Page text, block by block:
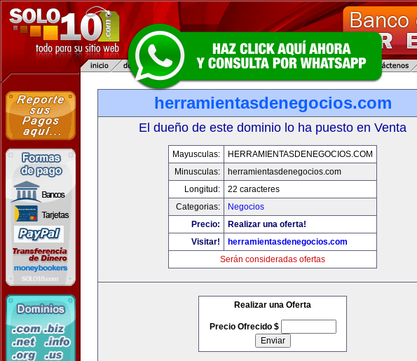
herramientasdenegocios.com
El dueño de este dominio lo ha puesto en Venta
Mayusculas:
HERRAMIENTASDENEGOCIOS.COM
Minusculas:
herramientasdenegocios.com
Longitud:
22 caracteres
Categorias:
Negocios
Precio:
Realizar una oferta!
Visitar!
herramientasdenegocios.com
Serán consideradas ofertas
Realizar una Oferta
Precio Ofrecido $